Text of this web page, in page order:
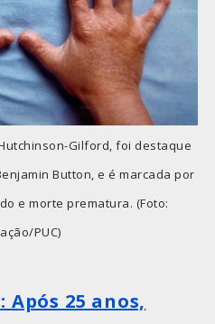
Gilford, foi destaque
Button, e é marcada por
e morte prematura. (Foto:
PUC)
25 anos,